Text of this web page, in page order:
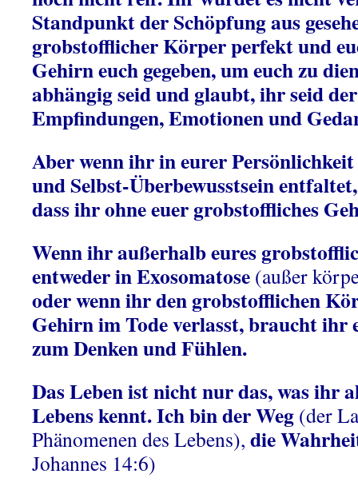
Standpunkt der Schöpfung aus
grobstofflicher Körper perfekt und
Gehirn euch gegeben, um euch zu
abhängig seid und glaubt, ihr seid
Empfindungen, Emotionen und
Aber wenn ihr in eurer Persönlichkeit
und Selbst-Überbewusstsein
dass ihr ohne euer grobstoffliches
Wenn ihr außerhalb eures
entweder in Exosomatose (außer
oder wenn ihr den grobstofflichen
Gehirn im Tode verlasst, braucht ihr
zum Denken und Fühlen.
Das Leben ist nicht nur das, was ihr
Lebens kennt. Ich bin der Weg (der
Phänomenen des Lebens), die
Johannes 14:6)